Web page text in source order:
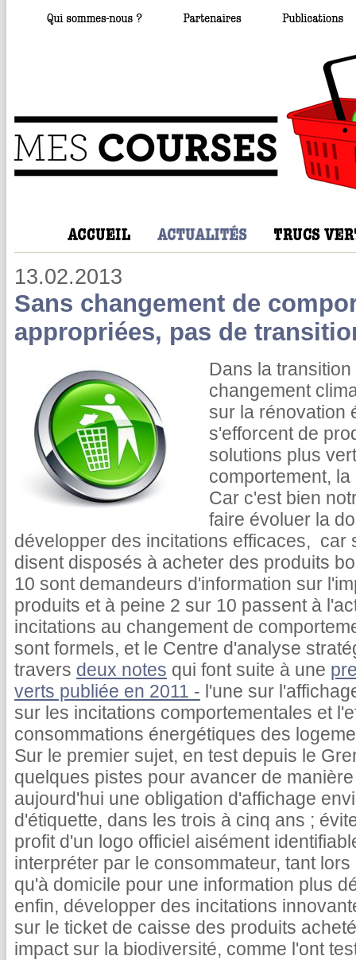
13.02.2013
Sans changement de
appropriées, pas de
Dans la
changement
sur la rénovation
s'efforcent de
solutions plus
comportement,
Car c'est bien
faire évoluer la
développer des incitations efficaces, car
disent disposés à acheter des produits
10 sont demandeurs d'information sur
produits et à peine 2 sur 10 passent à
incitations au changement de
sont formels, et le Centre d'analyse
travers deux notes qui font suite à une
verts publiée en 2011 - l'une sur
sur les incitations comportementales et
consommations énergétiques des
Sur le premier sujet, en test depuis le
quelques pistes pour avancer de
aujourd'hui une obligation d'affichage
d'étiquette, dans les trois à cinq ans ;
profit d'un logo officiel aisément
interpréter par le consommateur, tant
qu'à domicile pour une information plus
enfin, développer des incitations
sur le ticket de caisse des produits
impact sur la biodiversité, comme l'ont